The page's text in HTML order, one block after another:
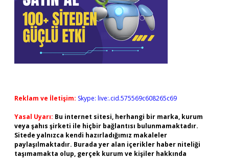
Reklam ve İletişim: Skype: live:.cid.575569c608265c69
Yasal Uyarı: Bu internet sitesi, herhangi bir marka, kurum
veya şahıs şirketi ile hiçbir bağlantısı bulunmamaktadır.
Sitede yalnızca kendi hazırladığımız makaleler
paylaşılmaktadır. Burada yer alan içerikler haber niteliği
taşımamakta olup, gerçek kurum ve kişiler hakkında